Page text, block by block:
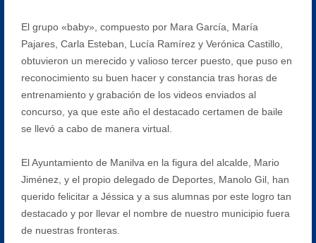
El grupo «baby», compuesto por Mara García, María
Pajares, Carla Esteban, Lucía Ramírez y Verónica Castillo,
obtuvieron un merecido y valioso tercer puesto, que puso en
reconocimiento su buen hacer y constancia tras horas de
entrenamiento y grabación de los videos enviados al
concurso, ya que este año el destacado certamen de baile
se llevó a cabo de manera virtual.
El Ayuntamiento de Manilva en la figura del alcalde, Mario
Jiménez, y el propio delegado de Deportes, Manolo Gil, han
querido felicitar a Jéssica y a sus alumnas por este logro tan
destacado y por llevar el nombre de nuestro municipio fuera
de nuestras fronteras.